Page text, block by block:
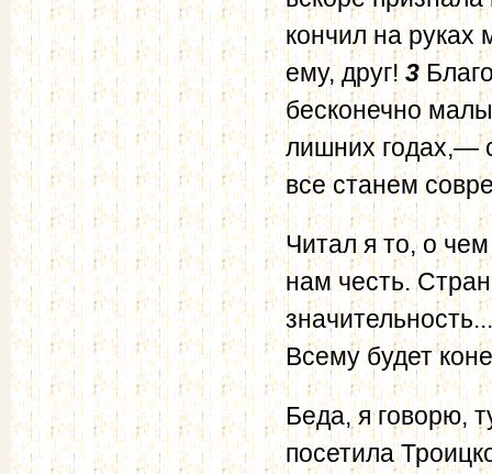
кончил на руках
ему, друг!3
бесконечно
лишних годах,—
все станем
Читал я то, о
нам честь.
Всему будет
Беда, я говорю,
посетила